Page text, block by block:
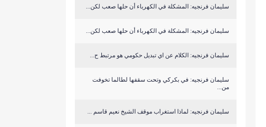
سليمان فرنجيه: المشكلة في الكهرباء أن حلها صعب لكن...
سليمان فرنجيه: المشكلة في الكهرباء أن حلها صعب لكن...
سليمان فرنجيه: الكلام عن اي تبديل حكومي هو مرتبط ح...
سليمان فرنجيه: في بكركي وتحت سقفها لطالما تخوفت
من...
سليمان فرنجيه: لماذا استغراب موقف الشيخ نعيم قاسم ...